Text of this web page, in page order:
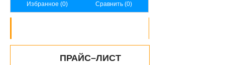
Избранное (0) Сравнить (0)
ПРАЙС–ЛИСТ